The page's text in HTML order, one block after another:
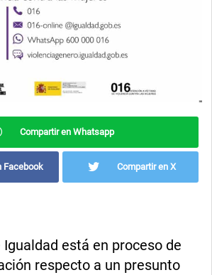
Compartir en Whatsapp
Facebook Compartir en X
está en proceso de
respecto a un presunto